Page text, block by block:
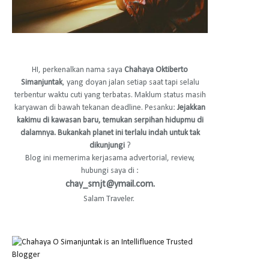
HI, perkenalkan nama saya Chahaya Oktiberto
Simanjuntak, yang doyan jalan setiap saat tapi selalu
terbentur waktu cuti yang terbatas. Maklum status masih
karyawan di bawah tekanan deadline. Pesanku:Jejakkan
kakimu di kawasan baru, temukan serpihan hidupmu di
dalamnya. Bukankah planet ini terlalu indah untuk tak
dikunjungi?
Blog ini memerima kerjasama advertorial, review,
hubungi saya di :
chay_smjt@ymail.com.
Salam Traveler.